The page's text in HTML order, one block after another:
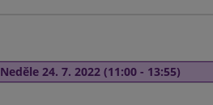
Neděle 24. 7. 2022 (11:00 - 13:55)